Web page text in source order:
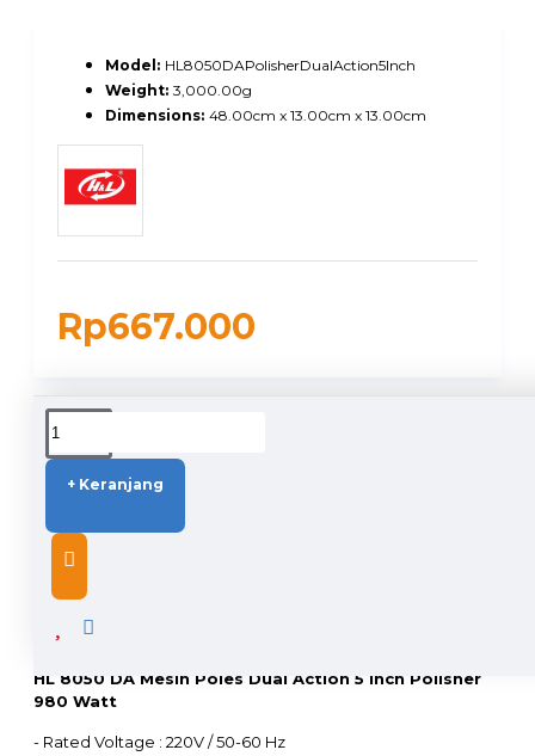
Rp667.000
Model: HL8050DAPolisherDualAction5Inch
Weight: 3,000.00g
Dimensions: 48.00cm x 13.00cm x 13.00cm
+ Keranjang
DUKUNGAN PENGIRIMAN
DESCRIPTION
HL 8050 DA Mesin Poles Dual Action 5 Inch Polisher
980 Watt
- Rated Voltage : 220V / 50-60 Hz